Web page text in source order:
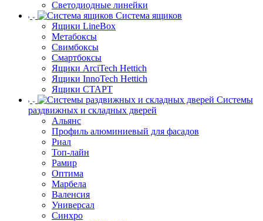
Светодиодные линейки
Система ящиков
Ящики LineBox
Метабоксы
Свимбоксы
Смартбоксы
Ящики ArciTech Hettich
Ящики InnoTech Hettich
Ящики СТАРТ
Системы
раздвижных и складных дверей
Альянс
Профиль алюминиевый для фасадов
Риал
Топ-лайн
Рамир
Оптима
Марбела
Валенсия
Универсал
Синхро